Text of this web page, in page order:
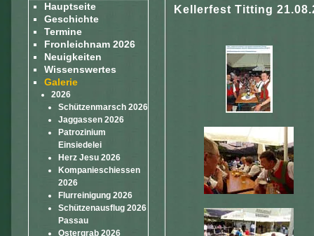
Hauptseite
Geschichte
Termine
Fronleichnam 2026
Neuigkeiten
Wissenswertes
Galerie
2026
Schützenmarsch 2026
Jaggassen 2026
Patrozinium
Einsiedelei
Herz Jesu 2026
Kompanieschiessen
2026
Flurreinigung 2026
Schützenausflug 2026
Passau
Ostergrab 2026
Kellerfest Titting